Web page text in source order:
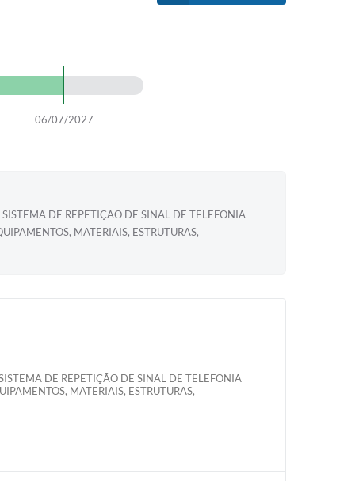
06/07/2027
DE REPETIÇÃO DE SINAL DE TELEFONIA
MATERIAIS, ESTRUTURAS,
DE REPETIÇÃO DE SINAL DE TELEFONIA
MATERIAIS, ESTRUTURAS,